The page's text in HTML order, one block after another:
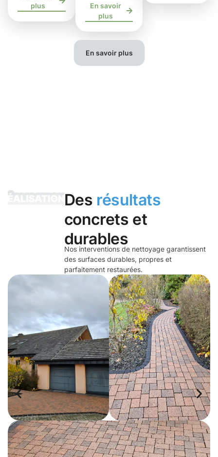
plus
En savoir
plus
En savoir plus
Des résultats
concrets et
durables
Nos interventions de nettoyage garantissent
des surfaces durables, propres et
parfaitement restaurées.